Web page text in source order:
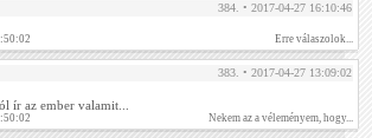
384. • 2017-04-27 16:10:46
Erre válaszolok...
383. • 2017-04-27 13:09:02
ír az ember valamit...
Nekem az a véleményem, hogy...